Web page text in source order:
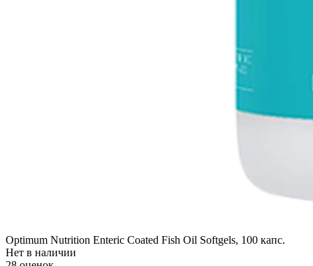
Optimum Nutrition Enteric Coated Fish Oil Softgels, 100 капс.
Нет в наличии